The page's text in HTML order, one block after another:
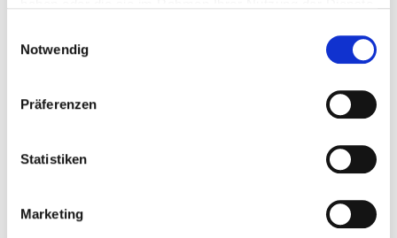
Notwendig
Präferenzen
Statistiken
Marketing